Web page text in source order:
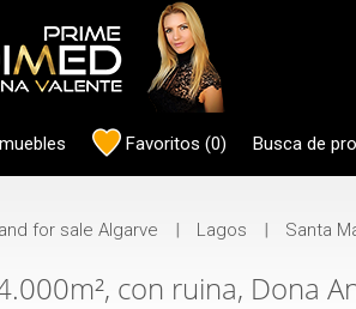
Favoritos (0) Busca de
for sale Algarve | Lagos | Santa
con ruina, Dona